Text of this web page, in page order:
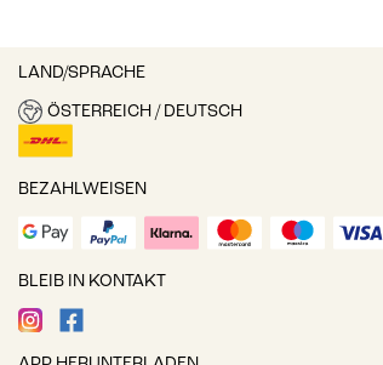
LAND/SPRACHE
ÖSTERREICH / DEUTSCH
BEZAHLWEISEN
BLEIB IN KONTAKT